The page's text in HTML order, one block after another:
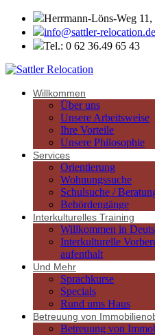
Herrmann-Löns-Weg
info@sattler-relocation.de
Tel.: 0 62 36.49 65 43
Willkommen
Über uns
Unsere Arbeitsweise
Ihre Vorteile
Unsere Philosophie
Services
Orientierung
Wohnungssuche
Schulsuche /
Behördengänge
Interkulturelles Training
Willkommen in
Interkulturelle
aufenthalt
Und Mehr
Sprachkurse
Specials
Rund ums Haus
Betreuung von
Betreuung von